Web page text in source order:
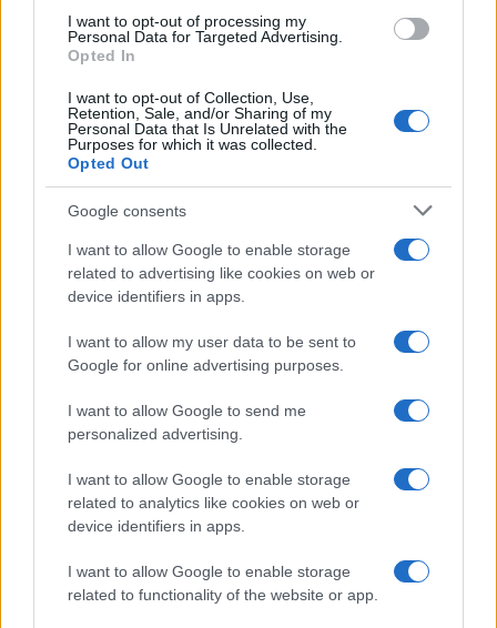
I want to opt-out of processing my
Personal Data for Targeted Advertising.
Opted In
I want to opt-out of Collection, Use,
Retention, Sale, and/or Sharing of my
Personal Data that Is Unrelated with the
Purposes for which it was collected.
Opted Out
Google consents
I want to allow Google to enable storage
related to advertising like cookies on web or
device identifiers in apps.
I want to allow my user data to be sent to
Google for online advertising purposes.
I want to allow Google to send me
personalized advertising.
I want to allow Google to enable storage
related to analytics like cookies on web or
device identifiers in apps.
I want to allow Google to enable storage
related to functionality of the website or app.
a Gál Ferenc Egyetem
Országos hírek
A lakosságra is fontos szerep hárul a
szúnyoginvázió elkerülésében
Itt az ÉVOSZ megoldása a hőhullámok és
az energiakrízis kezelésére
HÍRDETÉS